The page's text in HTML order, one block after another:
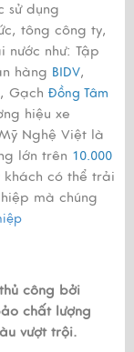
sử dụng
tông công ty,
như: Tập
hàng BIDV,
, Gạch Đồng Tâm
hiệu xe
Nghệ Việt là
lớn trên 10.000
khách có thể trải
mà chúng
công bởi
chất lượng
vượt trội.